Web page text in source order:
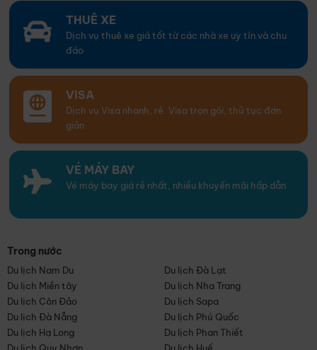
THUÊ XE
Dịch vụ thuê xe giá tốt từ các nhà xe uy tín và chu
đáo
VISA
Dịch vụ Visa nhanh, rẻ. Visa trọn gói, thủ tục đơn
giản
VÉ MÁY BAY
Vé máy bay giá rẻ nhất, nhiều khuyến mãi hấp dẫn
Trong nước
Du lịch Nam Du
Du lịch Đà Lạt
Du lịch Miền tây
Du lịch Nha Trang
Du lịch Côn Đảo
Du lịch Sapa
Du lịch Đà Nẵng
Du lịch Phú Quốc
Du lịch Hạ Long
Du lịch Phan Thiết